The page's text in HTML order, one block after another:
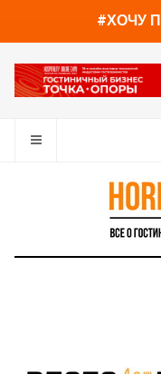
#ХОЧУ